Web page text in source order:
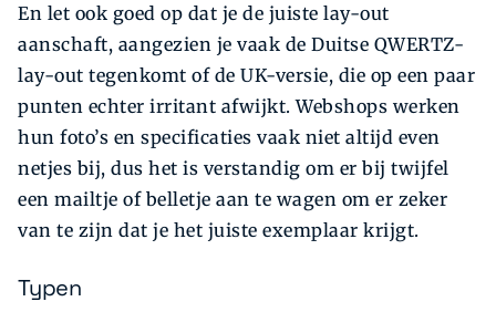
En let ook goed op dat je de juiste lay-out
aanschaft, aangezien je vaak de Duitse QWERTZ-
lay-out tegenkomt of de UK-versie, die op een paar
punten echter irritant afwijkt. Webshops werken
hun foto’s en specificaties vaak niet altijd even
netjes bij, dus het is verstandig om er bij twijfel
een mailtje of belletje aan te wagen om er zeker
van te zijn dat je het juiste exemplaar krijgt.
Typen